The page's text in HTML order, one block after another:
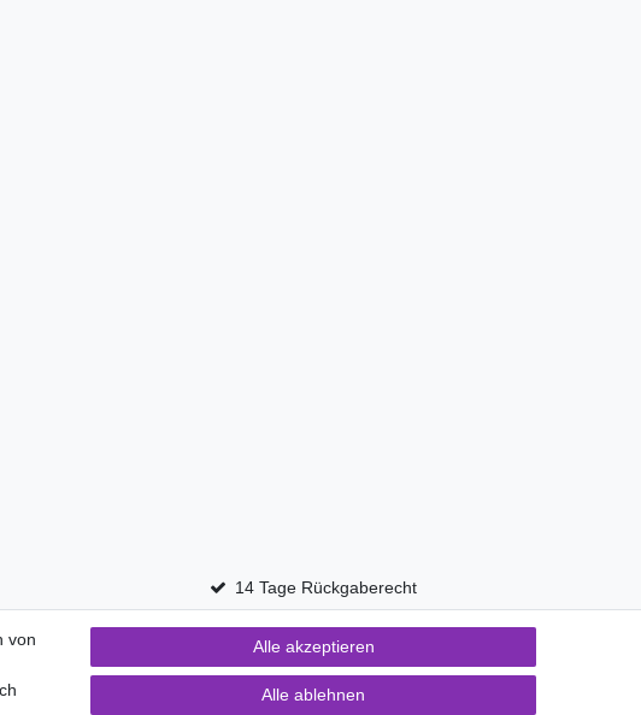
14 Tage Rückgaberecht
widerrufen
von
Alle akzeptieren
Alle ablehnen